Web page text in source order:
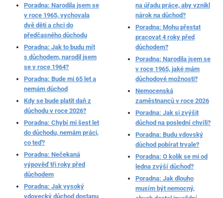
Poradna: Narodila jsem se
v roce 1965, vychovala
dvě děti a chci do
předčasného důchodu
Poradna: Jak to budu mít
s důchodem, narodil jsem
se v roce 1964?
Poradna: Bude mi 65 let a
nemám důchod
Kdy se bude platit daň z
důchodu v roce 2026?
Poradna: Chybí mi šest let
do důchodu, nemám práci,
co teď?
Poradna: Nečekaná
výpověď tři roky před
důchodem
Poradna: Jak vysoký
vdovecký důchod dostanu
na úřadu práce, aby vznikl
nárok na důchod?
Poradna: Mohu přestat
pracovat 4 roky před
důchodem?
Poradna: Narodila jsem se
v roce 1965, jaké mám
důchodové možnosti?
Nemocenská
zaměstnanců v roce 2026
Poradna: Jak si zvýšit
důchod na poslední chvíli?
Poradna: Budu vdovský
důchod pobírat trvale?
Poradna: O kolik se mi od
ledna zvýší důchod?
Poradna: Jak dlouho
musím být nemocný,